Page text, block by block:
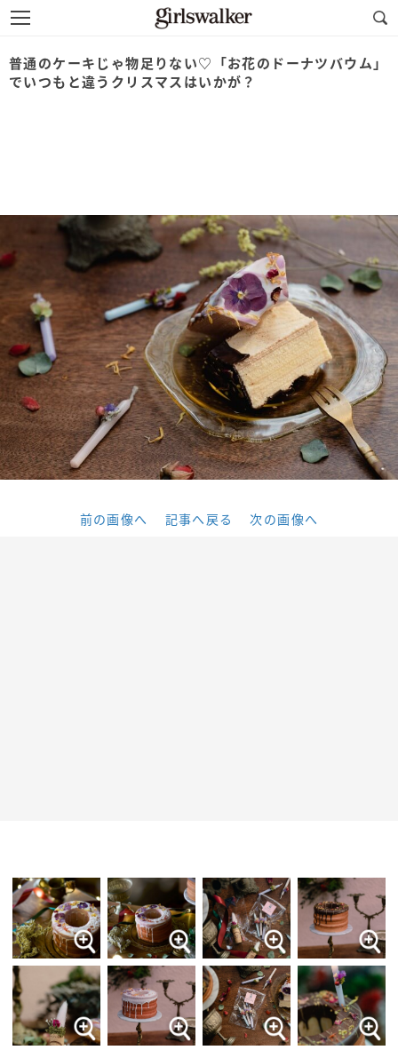
普通のケーキじゃ物足りない♡「お花のドーナツバウム」
でいつもと違うクリスマスはいかが？
前の画像へ 記事へ戻る 次の画像へ